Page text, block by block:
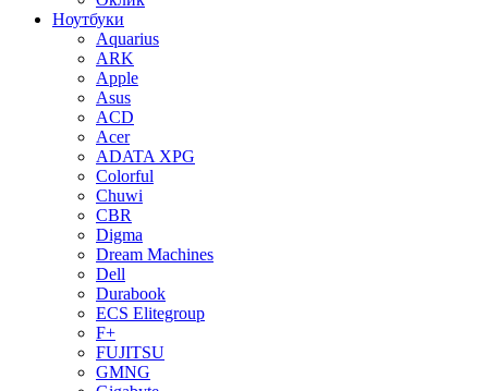
Ноутбуки
Aquarius
ARK
Apple
Asus
ACD
Acer
ADATA XPG
Colorful
Chuwi
CBR
Digma
Dream Machines
Dell
Durabook
ECS Elitegroup
F+
FUJITSU
GMNG